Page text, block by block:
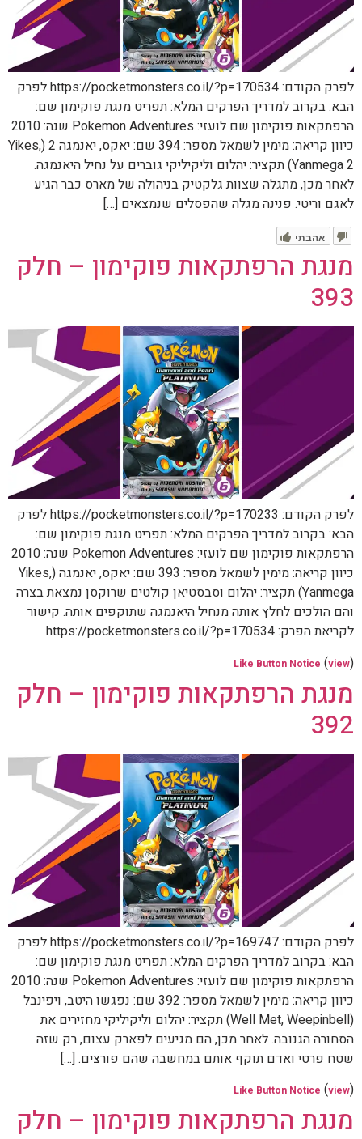
לפרק הקודם: https://pocketmonsters.co.il/?p=170534 לפרק
הבא: בקרוב למדריך הפרקים המלא: תפריט מנגת פוקימון שם:
הרפתקאות פוקימון שם לועזי: Pokemon Adventures שנה: 2010
כיוון קריאה: מימין לשמאל מספר: 394 שם: יאקס, יאנמגה 2 (Yikes,
Yanmega 2) תקציר: יהלום וליקיליקי גוברים על נחיל היאנמגה.
לאחר מכן, מתגלה שצוות גלקטיק בניהולה של מארס כבר הגיע
לאגם וריטי. פנינה מגלה שהפסלים שנמצאים […]
אהבתי
מנגת הרפתקאות פוקימון – חלק
393
לפרק הקודם: https://pocketmonsters.co.il/?p=170233 לפרק
הבא: בקרוב למדריך הפרקים המלא: תפריט מנגת פוקימון שם:
הרפתקאות פוקימון שם לועזי: Pokemon Adventures שנה: 2010
כיוון קריאה: מימין לשמאל מספר: 393 שם: יאקס, יאנמגה (Yikes,
Yanmega) תקציר: יהלום וסבסטיאן קולטים שרוקסן נמצאת בצרה
והם הולכים לחלץ אותה מנחיל היאנמגה שתוקפים אותה. קישור
לקריאת הפרק: https://pocketmonsters.co.il/?p=170534
Like Button Notice (view)
מנגת הרפתקאות פוקימון – חלק
392
לפרק הקודם: https://pocketmonsters.co.il/?p=169747 לפרק
הבא: בקרוב למדריך הפרקים המלא: תפריט מנגת פוקימון שם:
הרפתקאות פוקימון שם לועזי: Pokemon Adventures שנה: 2010
כיוון קריאה: מימין לשמאל מספר: 392 שם: נפגשו היטב, ויפינבל
(Well Met, Weepinbell) תקציר: יהלום וליקיליקי מחזירים את
הסחורה הגנובה. לאחר מכן, הם מגיעים לפארק עצום, רק שזה
שטח פרטי ואדם תוקף אותם במחשבה שהם פורצים. […]
Like Button Notice (view)
מנגת הרפתקאות פוקימון – חלק